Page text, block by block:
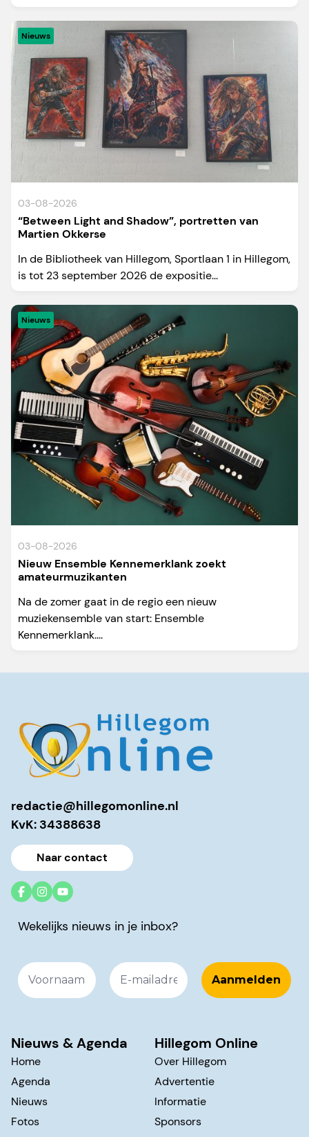
Nieuws
03-08-2026
“Between Light and Shadow”, portretten van
Martien Okkerse
In de Bibliotheek van Hillegom, Sportlaan 1 in Hillegom,
is tot 23 september 2026 de expositie...
Nieuws
03-08-2026
Nieuw Ensemble Kennemerklank zoekt
amateurmuzikanten
Na de zomer gaat in de regio een nieuw
muziekensemble van start: Ensemble
Kennemerklank....
redactie@hillegomonline.nl
KvK: 34388638
Naar contact
Wekelijks nieuws in je inbox?
Nieuws & Agenda
Home
Agenda
Nieuws
Fotos
Hillegom Online
Over Hillegom
Advertentie
Informatie
Sponsors